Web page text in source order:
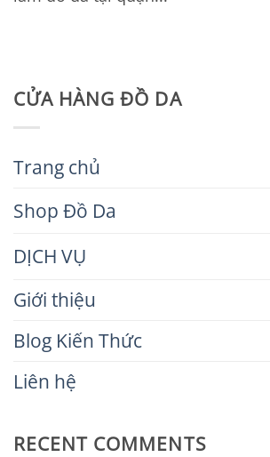
CỬA HÀNG ĐỒ DA
Trang chủ
Shop Đồ Da
DỊCH VỤ
Giới thiệu
Blog Kiến Thức
Liên hệ
RECENT COMMENTS